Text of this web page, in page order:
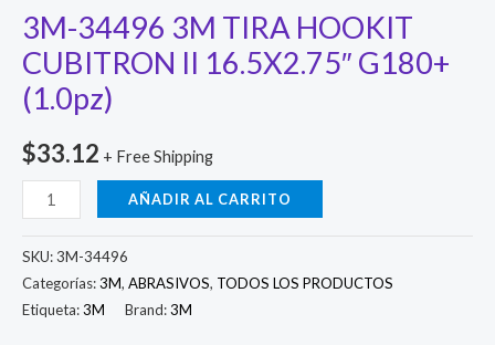
3M-34496 3M TIRA HOOKIT
CUBITRON II 16.5X2.75″ G180+
(1.0pz)
$33.12 + Free Shipping
3M-
34496
3M
TIRA
HOOKIT
AÑADIR AL CARRITO
SKU:3M-34496
Categorías:3M, ABRASIVOS, TODOS LOS PRODUCTOS
Etiqueta:3M Brand:3M